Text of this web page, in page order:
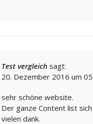
Test vergleich sagt:
20. Dezember 2016 um
sehr schöne website.
Der ganze Content list
vielen dank.